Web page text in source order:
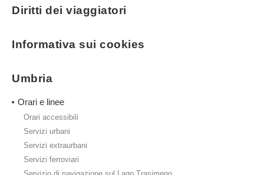
Diritti dei viaggiatori
Informativa sui cookies
Umbria
Orari e linee
Orari accessibili
Servizi urbani
Servizi extraurbani
Servizi ferroviari